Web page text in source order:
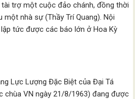
trợ một cuộc đảo chánh, đồng thời
một nhà sự (Thầy Trí Quang). Nội
tức được các báo lớn ở Hoa Kỳ
Lực Lượng Đặc Biệt của Đại Tá
chùa VN ngày 21/8/1963) đang được